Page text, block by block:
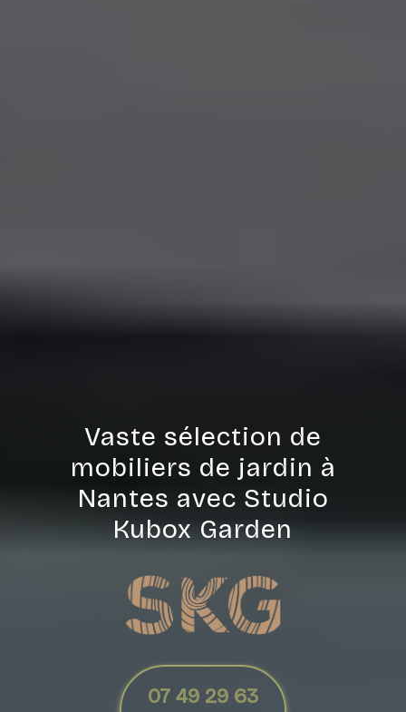
Vaste sélection de
mobiliers de jardin à
Nantes avec Studio
Kubox Garden
07 49 29 63